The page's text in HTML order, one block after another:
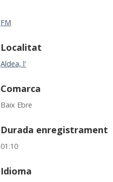
FM
Localitat
Aldea, l'
Comarca
Baix Ebre
Durada enregistrament
01:10
Idioma